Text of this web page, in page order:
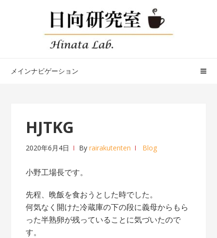
ョ
へ
メインナビゲーション
HJTKG
2020年6月4日 Byrairakutenten Blog
小野工場長です。
先程、晩飯を食おうとした時でした。
何気なく開けた冷蔵庫の下の段に義母からもら
った半熟卵が残っていることに気づいたので
す。